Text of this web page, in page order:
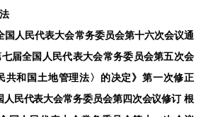
国人民代表大会常务委员会第十六次会议通
七届全国人民代表大会常务委员会第五次会
共和国土地管理法〉的决定》第一次修正
人民代表大会常务委员会第四次会议修订 根